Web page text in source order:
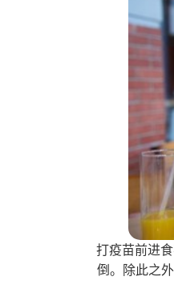
打疫苗前进
倒。除此之